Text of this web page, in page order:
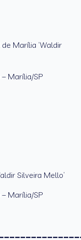
Marília ‘Waldir
– Marília/SP
Silveira Mello’
– Marília/SP